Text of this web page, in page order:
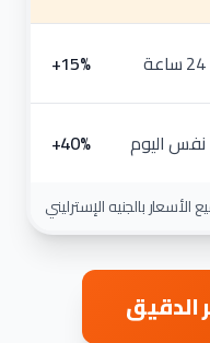
24 ساعة
نفس اليوم
بالجنيه الإسترليني